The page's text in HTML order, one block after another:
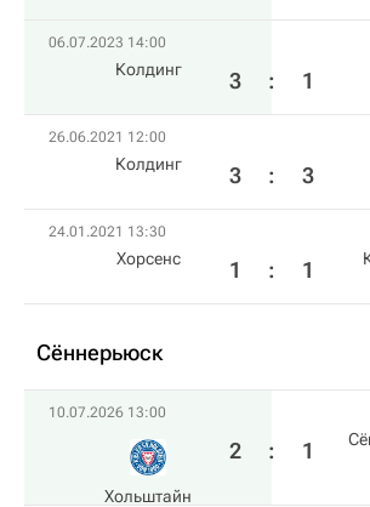
06.07.2023 14:00
Колдинг 3 : 1
26.06.2021 12:00
Колдинг 3 : 3
24.01.2021 13:30
Хорсенс 1 : 1
Сённерьюск
10.07.2026 13:00
Хольштайн
2 : 1